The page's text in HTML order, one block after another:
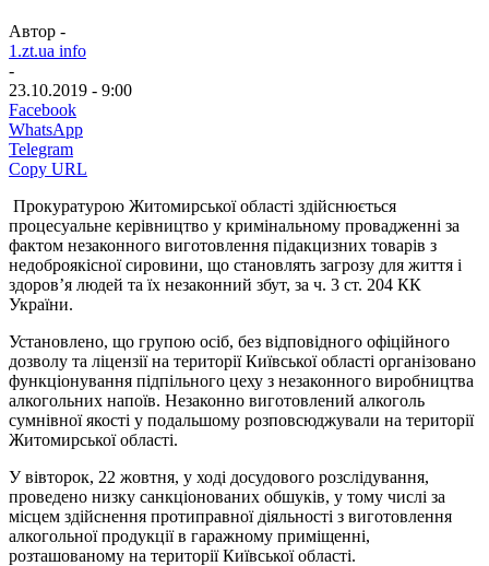
Автор -
1.zt.ua info
-
23.10.2019 - 9:00
Facebook
WhatsApp
Telegram
Copy URL
Прокуратурою Житомирської області здійснюється
процесуальне керівництво у кримінальному провадженні за
фактом незаконного виготовлення підакцизних товарів з
недоброякісної сировини, що становлять загрозу для життя і
здоров’я людей та їх незаконний збут, за ч. 3 ст. 204 КК
України.
Установлено, що групою осіб, без відповідного офіційного
дозволу та ліцензії на території Київської області організовано
функціонування підпільного цеху з незаконного виробництва
алкогольних напоїв. Незаконно виготовлений алкоголь
сумнівної якості у подальшому розповсюджували на території
Житомирської області.
У вівторок, 22 жовтня, у ході досудового розслідування,
проведено низку санкціонованих обшуків, у тому числі за
місцем здійснення протиправної діяльності з виготовлення
алкогольної продукції в гаражному приміщенні,
розташованому на території Київської області.